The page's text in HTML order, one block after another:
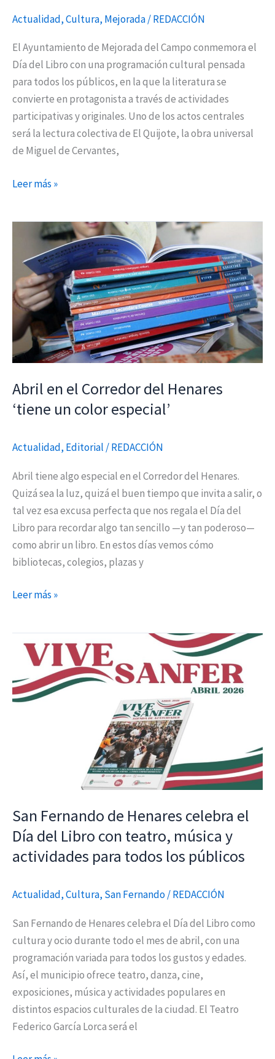
Actualidad,Cultura, Mejorada/REDACCIÓN
El Ayuntamiento de Mejorada del Campo conmemora el
Día del Libro con una programación cultural pensada
para todos los públicos, en la que la literatura se
convierte en protagonista a través de actividades
participativas y originales. Uno de los actos centrales
será la lectura colectiva de El Quijote, la obra universal
de Miguel de Cervantes,
y
por
teléfono
Leer más »
Abril en el Corredor del Henares
‘tiene un color especial’
Actualidad, Editorial/REDACCIÓN
Abril tiene algo especial en el Corredor del Henares.
Quizá sea la luz, quizá el buen tiempo que invita a salir, o
tal vez esa excusa perfecta que nos regala el Día del
Libro para recordar algo tan sencillo —y tan poderoso—
como abrir un libro. En estos días vemos cómo
bibliotecas, colegios, plazas y
Corredor
del
Henares
‘tiene
un
color
especial’
Leer más »
San Fernando de Henares celebra el
Día del Libro con teatro, música y
actividades para todos los públicos
Actualidad,Cultura, San Fernando/REDACCIÓN
San Fernando de Henares celebra el Día del Libro como
cultura y ocio durante todo el mes de abril, con una
programación variada para todos los gustos y edades.
Así, el municipio ofrece teatro, danza, cine,
exposiciones, música y actividades populares en
distintos espacios culturales de la ciudad. El Teatro
Federico García Lorca será el
San
Fernando
de
Henares
teatro,
música
actividades
todos
los
públicos